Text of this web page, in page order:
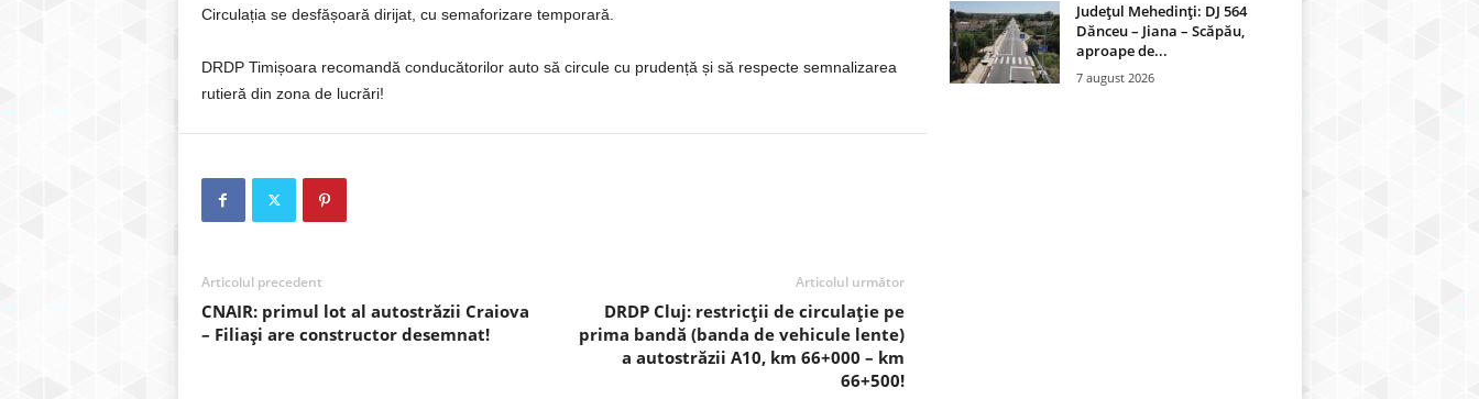
Circulația se desfășoară dirijat, cu semaforizare temporară.
DRDP Timișoara recomandă conducătorilor auto să circule cu prudență și să respecte semnalizarea
rutieră din zona de lucrări!
Articolul precedent
CNAIR: primul lot al autostrăzii Craiova
– Filiași are constructor desemnat!
Articolul următor
DRDP Cluj: restricții de circulație pe
prima bandă (banda de vehicule lente)
a autostrăzii A10, km 66+000 – km
66+500!
Județul Mehedinți: DJ 564
Dănceu – Jiana – Scăpău,
aproape de...
7 august 2026